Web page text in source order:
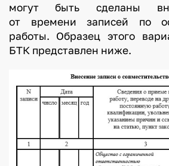
могут быть сделаны
от времени записей по
работы. Образец этого
БТК представлен ниже.